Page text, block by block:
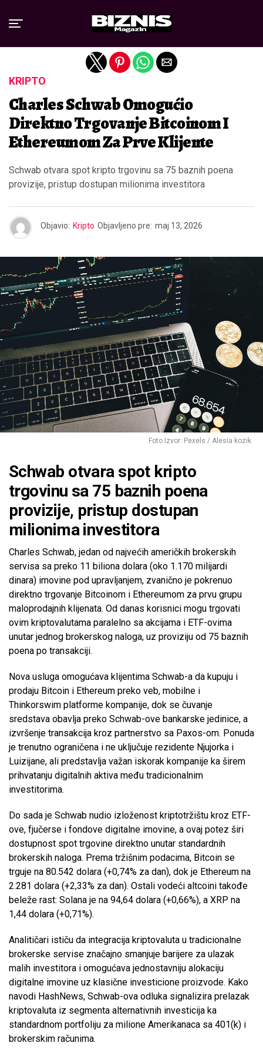
KRIPTO
Charles Schwab Omogućio
Direktno Trgovanje Bitcoinom I
Ethereumom Za Prve Klijente
Schwab otvara spot kripto trgovinu sa 75 baznih poena
provizije, pristup dostupan milionima investitora
Objavio: Kripto Objavljeno pre: maj 13, 2026
Foto Izvor: Pexels / Alesia kozik
Schwab otvara spot kripto
trgovinu sa 75 baznih poena
provizije, pristup dostupan
milionima investitora
Charles Schwab, jedan od najvećih američkih brokerskih
servisa sa preko 11 biliona dolara (oko 1.170 milijardi
dinara) imovine pod upravljanjem, zvanično je pokrenuo
direktno trgovanje Bitcoinom i Ethereumom za prvu grupu
maloprodajnih klijenata. Od danas korisnici mogu trgovati
ovim kriptovalutama paralelno sa akcijama i ETF-ovima
unutar jednog brokerskog naloga, uz proviziju od 75 baznih
poena po transakciji.
Nova usluga omogućava klijentima Schwab-a da kupuju i
prodaju Bitcoin i Ethereum preko veb, mobilne i
Thinkorswim platforme kompanije, dok se čuvanje
sredstava obavlja preko Schwab-ove bankarske jedinice, a
izvršenje transakcija kroz partnerstvo sa Paxos-om. Ponuda
je trenutno ograničena i ne uključuje rezidente Njujorka i
Luizijane, ali predstavlja važan iskorak kompanije ka širem
prihvatanju digitalnih aktiva među tradicionalnim
investitorima.
Do sada je Schwab nudio izloženost kriptotržištu kroz ETF-
ove, fjučerse i fondove digitalne imovine, a ovaj potez širi
dostupnost spot trgovine direktno unutar standardnih
brokerskih naloga. Prema tržišnim podacima, Bitcoin se
trguje na 80.542 dolara (+0,74% za dan), dok je Ethereum na
2.281 dolara (+2,33% za dan). Ostali vodeći altcoini takođe
beleže rast: Solana je na 94,64 dolara (+0,66%), a XRP na
1,44 dolara (+0,71%).
Analitičari ističu da integracija kriptovaluta u tradicionalne
brokerske servise značajno smanjuje barijere za ulazak
malih investitora i omogućava jednostavniju alokaciju
digitalne imovine uz klasične investicione proizvode. Kako
navodi HashNews, Schwab-ova odluka signalizira prelazak
kriptovaluta iz segmenta alternativnih investicija ka
standardnom portfoliju za milione Amerikanaca sa 401(k) i
brokerskim računima.
Exit mobile version